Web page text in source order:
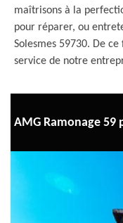
maîtrisons à la
pour réparer, ou
Solesmes 59730. De
service de notre
AMG Ramonage